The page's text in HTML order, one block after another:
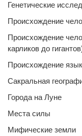
Генетические
Происхождение
Происхождение
карликов до
Происхождение
Сакральная
Города на Луне
Места силы
Мифические земли